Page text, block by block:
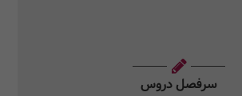
سرفصل دروس